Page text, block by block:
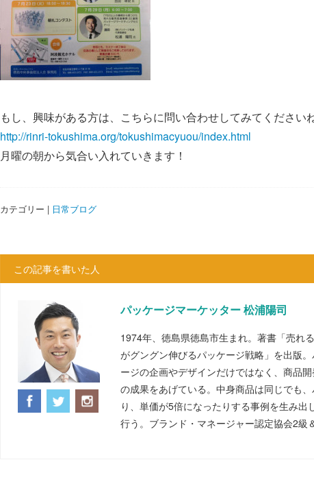
もし、興味がある方は、こちらに問い合わせしてみてください
http://rinri-tokushima.org/tokushimacyuou/index.html
月曜の朝から気合い入れていきます！
カテゴリー | 日常ブログ
この記事を書いた人
パッケージマーケッター 松浦陽司
1974年、徳島県徳島市生まれ。著書「売れ
がグングン伸びるパッケージ戦略」を出版
ージの企画やデザインだけではなく、商品
の成果をあげている。中身商品は同じでも
り、単価が5倍になったりする事例を生み
行う。ブランド・マネージャー認定協会2級